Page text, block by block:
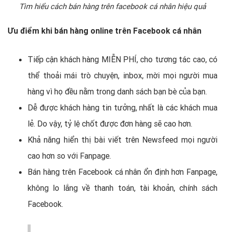
Tìm hiểu cách bán hàng trên facebook cá nhân hiệu quả
Ưu điểm khi bán hàng online trên Facebook cá nhân
Tiếp cận khách hàng MIỄN PHÍ, cho tương tác cao, có
thể thoải mái trò chuyện, inbox, mời mọi người mua
hàng vì họ đều nằm trong danh sách bạn bè của bạn.
Dễ được khách hàng tin tưởng, nhất là các khách mua
lẻ. Do vậy, tỷ lệ chốt được đơn hàng sẽ cao hơn.
Khả năng hiển thị bài viết trên Newsfeed mọi người
cao hơn so với Fanpage.
Bán hàng trên Facebook cá nhân ổn định hơn Fanpage,
không lo lắng về thanh toán, tài khoản, chính sách
Facebook.